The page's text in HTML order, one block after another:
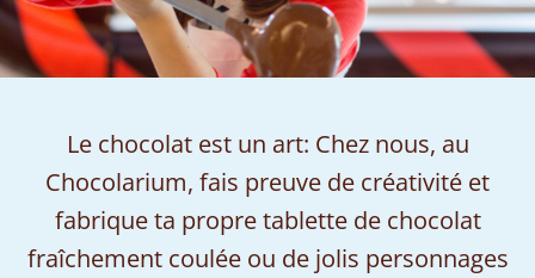
Bons
d'achat
Le chocolat est un art: Chez nous, au
Chocolarium, fais preuve de créativité et
fabrique ta propre tablette de chocolat
fraîchement coulée ou de jolis personnages